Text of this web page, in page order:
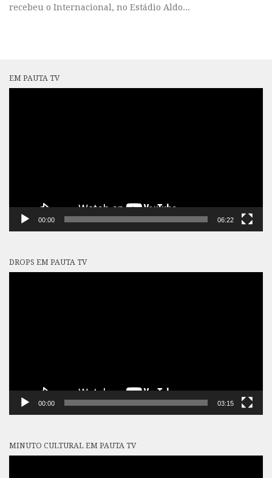
recebeu o Internacional, no Estádio Aldo...
EM PAUTA TV
00:00 06:22
DROPS EM PAUTA TV
00:00 03:15
MINUTO CULTURAL EM PAUTA TV